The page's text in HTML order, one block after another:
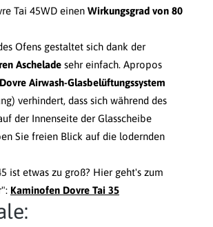
Tai 45WD einen Wirkungsgrad von 80
Ofens gestaltet sich dank der
Aschelade sehr einfach. Apropos
Dovre Airwash-Glasbelüftungssystem
verhindert, dass sich während des
der Innenseite der Glasscheibe
Sie freien Blick auf die lodernden
ist etwas zu groß? Hier geht's zum
Kaminofen Dovre Tai 35